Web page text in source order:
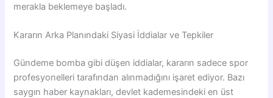
merakla beklemeye başladı.
Kararın Arka Planındaki Siyasi İddialar ve Tepkiler
Gündeme bomba gibi düşen iddialar, kararın sadece spor
profesyonelleri tarafından alınmadığını işaret ediyor. Bazı
saygın haber kaynakları, devlet kademesindeki en üst